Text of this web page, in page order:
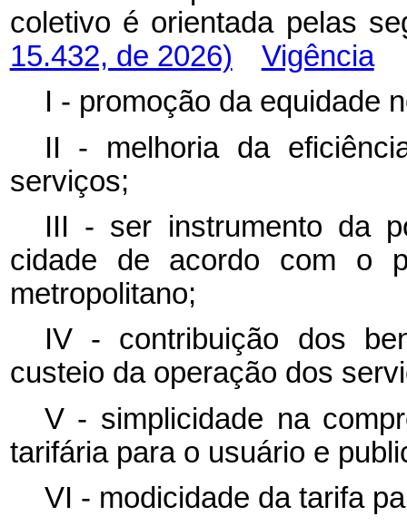
coletivo é orientada
15.432, de 2026)
Vigência
I - promoção da equidade
II - melhoria da
serviços;
III - ser instrumento da
cidade de acordo com o
metropolitano;
IV - contribuição dos
custeio da operação dos
V - simplicidade na
tarifária para o usuário e
VI - modicidade da tarifa